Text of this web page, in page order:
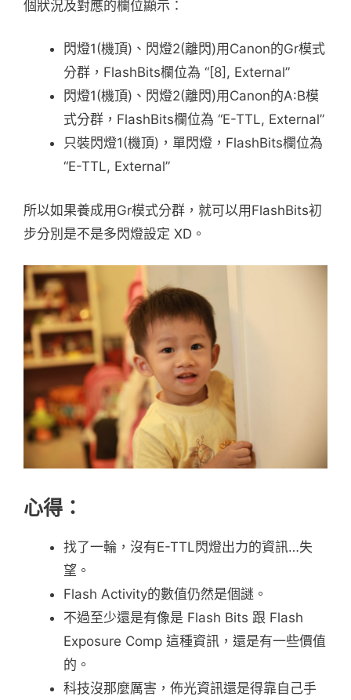
個狀況及對應的欄位顯示：
閃燈1(機頂)、閃燈2(離閃)用Canon的Gr模式
分群，FlashBits欄位為 “[8], External”
閃燈1(機頂)、閃燈2(離閃)用Canon的A:B模
式分群，FlashBits欄位為 “E-TTL, External”
只裝閃燈1(機頂)，單閃燈，FlashBits欄位為
“E-TTL, External”
所以如果養成用Gr模式分群，就可以用FlashBits初
步分別是不是多閃燈設定 XD。
心得：
找了一輪，沒有E-TTL閃燈出力的資訊…失
望。
Flash Activity的數值仍然是個謎。
不過至少還是有像是 Flash Bits 跟 Flash
Exposure Comp 這種資訊，還是有一些價值
的。
科技沒那麼厲害，佈光資訊還是得靠自己手